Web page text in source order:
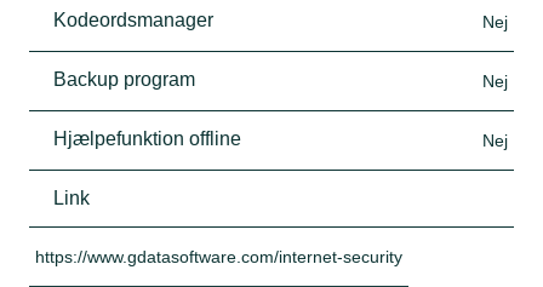
Kodeordsmanager Nej
Backup program Nej
Hjælpefunktion offline Nej
Link
https://www.gdatasoftware.com/internet-security